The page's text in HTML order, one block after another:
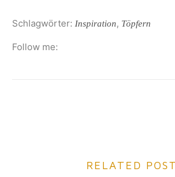
Schlagwörter: Inspiration, Töpfern
Follow me:
RELATED